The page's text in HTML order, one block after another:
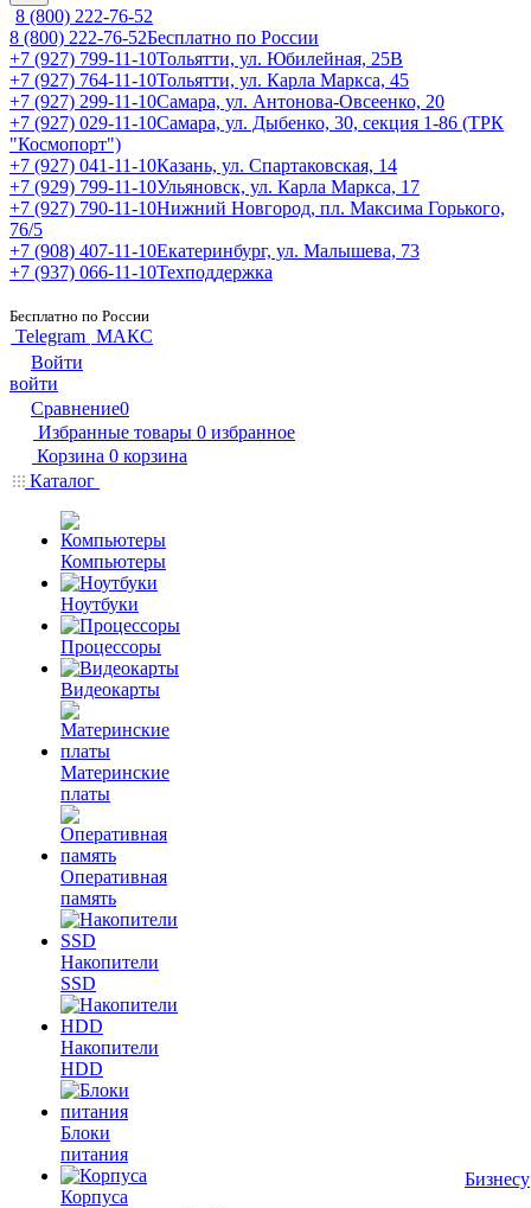
8 (800) 222-76-52
8 (800) 222-76-52Бесплатно по России
+7 (927) 799-11-10Тольятти, ул. Юбилейная, 25В
+7 (927) 764-11-10Тольятти, ул. Карла Маркса, 45
+7 (927) 299-11-10Самара, ул. Антонова-Овсеенко, 20
+7 (927) 029-11-10Самара, ул. Дыбенко, 30, секция 1-86 (ТРК
"Космопорт")
+7 (927) 041-11-10Казань, ул. Спартаковская, 14
+7 (929) 799-11-10Ульяновск, ул. Карла Маркса, 17
+7 (927) 790-11-10Нижний Новгород, пл. Максима Горького,
76/5
+7 (908) 407-11-10Екатеринбург, ул. Малышева, 73
+7 (937) 066-11-10Техподдержка
Бесплатно по России
Telegram МАКС
Войти
войти
Сравнение0
Избранные товары 0 избранное
Корзина 0 корзина
Каталог
Компьютеры
Ноутбуки
Процессоры
Видеокарты
Материнские
платы
Оперативная
память
Накопители
SSD
Накопители
HDD
Блоки
питания
Корпуса
Бизнесу